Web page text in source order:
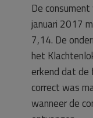
De
januari 2017
7,14. De
het
erkend dat de
correct was
wanneer de